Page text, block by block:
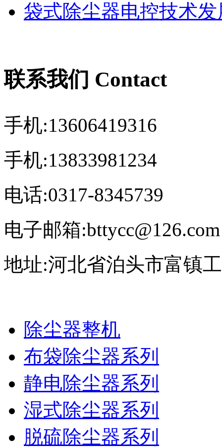
袋式除尘器电控技术发
联系我们 Contact
手机:13606419316
手机:13833981234
电话:0317-8345739
电子邮箱:bttycc@126.com
地址:河北省泊头市富镇
除尘器整机
布袋除尘器系列
静电除尘器系列
湿式除尘器系列
脱硫除尘器系列